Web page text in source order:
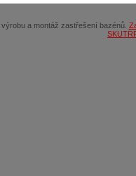
a montáž zastřešení bazénů.